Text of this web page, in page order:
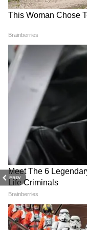
PREV
3. अगर मनी प्लांट
कमी से पुरानी
खाद डालकर इसके
4. मनी प्लांट लगाने
जरूरी है। इसके
वाली मिट्टी होना
मिट्टी, 30 फीसदी
हो। हर 15 दिन में
जैविक खाद इसमें
RECOMMENDED